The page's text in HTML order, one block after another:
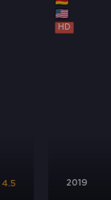
4.5
HD
2019